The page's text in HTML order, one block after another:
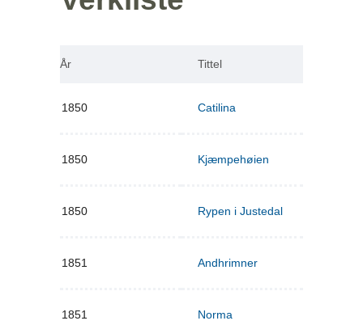
År Tittel
1850 Catilina
1850 Kjæmpehøien
1850 Rypen i Justedal
1851 Andhrimner
1851 Norma